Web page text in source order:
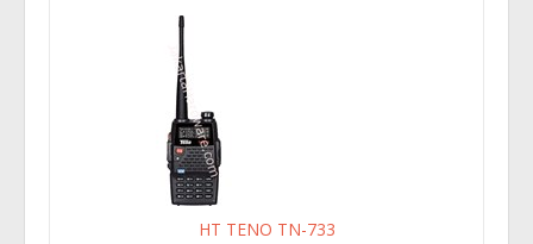
HT TENO TN-733